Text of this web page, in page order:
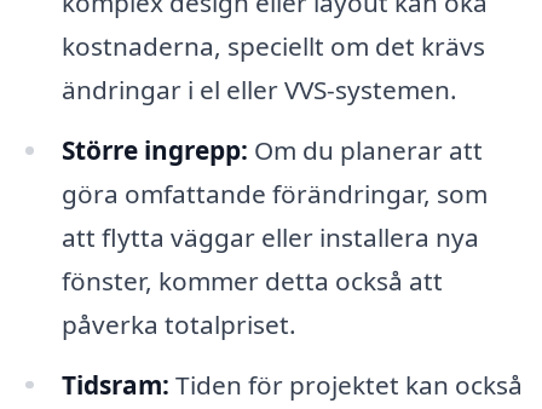
kostnaderna, speciellt om det krävs
ändringar i el eller VVS-systemen.
Större ingrepp: Om du planerar att
göra omfattande förändringar, som
att flytta väggar eller installera nya
fönster, kommer detta också att
påverka totalpriset.
Tidsram: Tiden för projektet kan också